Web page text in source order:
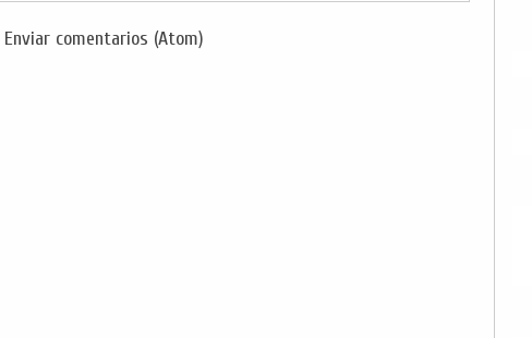
Enviar comentarios (Atom)